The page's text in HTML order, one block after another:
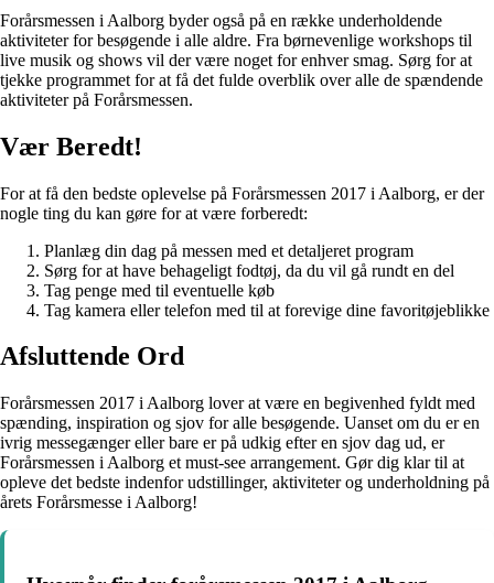
Forårsmessen i Aalborg byder også på en række underholdende
aktiviteter for besøgende i alle aldre. Fra børnevenlige workshops til
live musik og shows vil der være noget for enhver smag. Sørg for at
tjekke programmet for at få det fulde overblik over alle de spændende
aktiviteter på Forårsmessen.
Vær Beredt!
For at få den bedste oplevelse på Forårsmessen 2017 i Aalborg, er der
nogle ting du kan gøre for at være forberedt:
Planlæg din dag på messen med et detaljeret program
Sørg for at have behageligt fodtøj, da du vil gå rundt en del
Tag penge med til eventuelle køb
Tag kamera eller telefon med til at forevige dine favoritøjeblikke
Afsluttende Ord
Forårsmessen 2017 i Aalborg lover at være en begivenhed fyldt med
spænding, inspiration og sjov for alle besøgende. Uanset om du er en
ivrig messegænger eller bare er på udkig efter en sjov dag ud, er
Forårsmessen i Aalborg et must-see arrangement. Gør dig klar til at
opleve det bedste indenfor udstillinger, aktiviteter og underholdning på
årets Forårsmesse i Aalborg!